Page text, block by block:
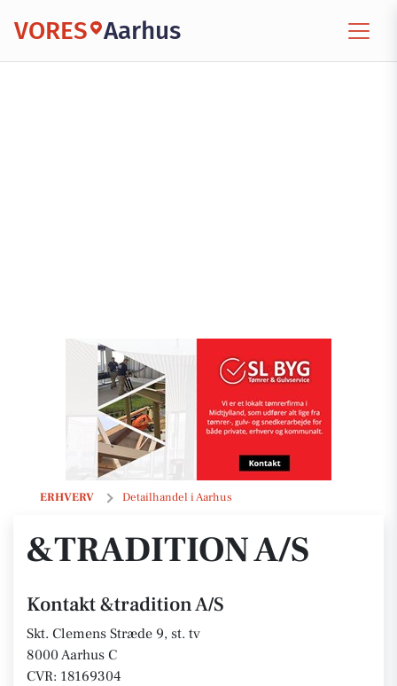
VORES Aarhus
ERHVERV Detailhandel i Aarhus
&tradition A/S
&TRADITION A/S
Kontakt &tradition A/S
Skt. Clemens Stræde 9, st. tv
8000 Aarhus C
CVR: 18169304